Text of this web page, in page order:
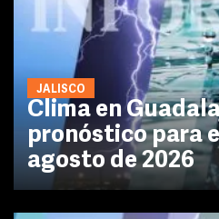
JALISCO
Clima en
pronóstico para
agosto de 2026